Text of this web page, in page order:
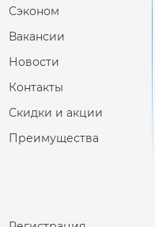
Сэконом
Вакансии
Новости
Контакты
Скидки и акции
Преимущества